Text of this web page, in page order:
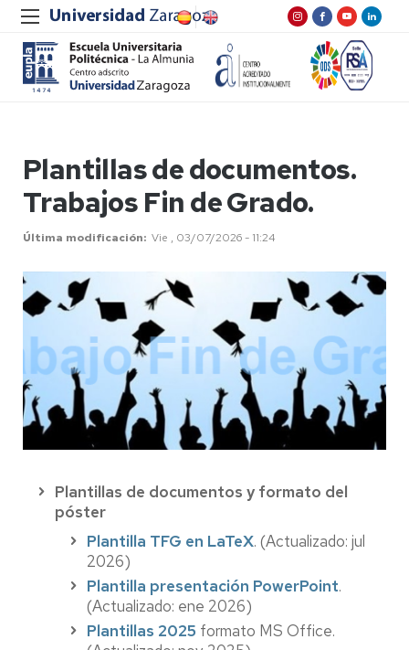
Plantillas de documentos.
Trabajos Fin de Grado.
Última modificación Vie , 03/07/2026 - 11:24
Plantillas de documentos y formato del
póster
Plantilla TFG en LaTeX. (Actualizado: jul
2026)
Plantilla presentación PowerPoint.
(Actualizado: ene 2026)
Plantillas 2025 formato MS Office.